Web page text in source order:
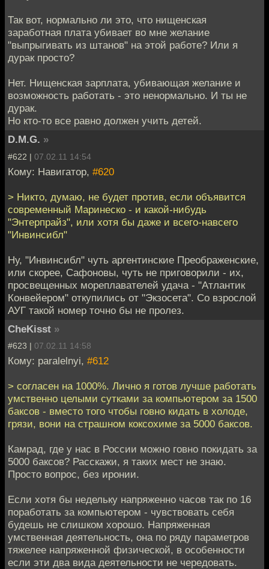
Так вот, нормально ли это, что нищенская
заработная плата убивает во мне желание
"выпрыгивать из штанов" на этой работе? Или я
дурак просто?
Нет. Нищенская зарплата, убивающая желание и
возможность работать - это ненормально. И ты не
дурак.
Но кто-то все равно должен учить детей.
D.M.G. »
#622 | 07.02.11 14:54
Кому: Навигатор, #620
> Никто, думаю, не будет против, если объявится
современный Маринеско - и какой-нибудь
"Энтерпрайз", или хотя бы даже и всего-навсего
"Инвинсибл"
Ну, "Инвинсибл" чуть аргентинские Преображенские,
или скорее, Сафоновы, чуть не приговорили - их,
просвещенных мореплавателей удача - "Атлантик
Конвейером" откупились от "Экзосета". Со взрослой
АУГ такой номер точно бы не пролез.
CheKisst »
#623 | 07.02.11 14:58
Кому: paralelnyi, #612
> согласен на 1000%. Лично я готов лучше работать
умственно целыми сутками за компьютером за 1500
баксов - вместо того чтобы говно кидать в холоде,
грязи, вони на страшном коксохиме за 5000 баксов.
Камрад, где у нас в России можно говно покидать за
5000 баксов? Расскажи, я таких мест не знаю.
Просто вопрос, без иронии.
Если хотя бы недельку напряженно часов так по 16
поработать за компьютером - чувствовать себя
будешь не слишком хорошо. Напряженная
умственная деятельность, она по ряду параметров
тяжелее напряженной физической, в особенности
если эти два вида деятельности не чередовать.